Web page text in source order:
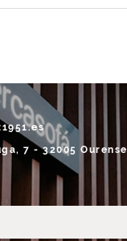
7 - 32005 Ourense